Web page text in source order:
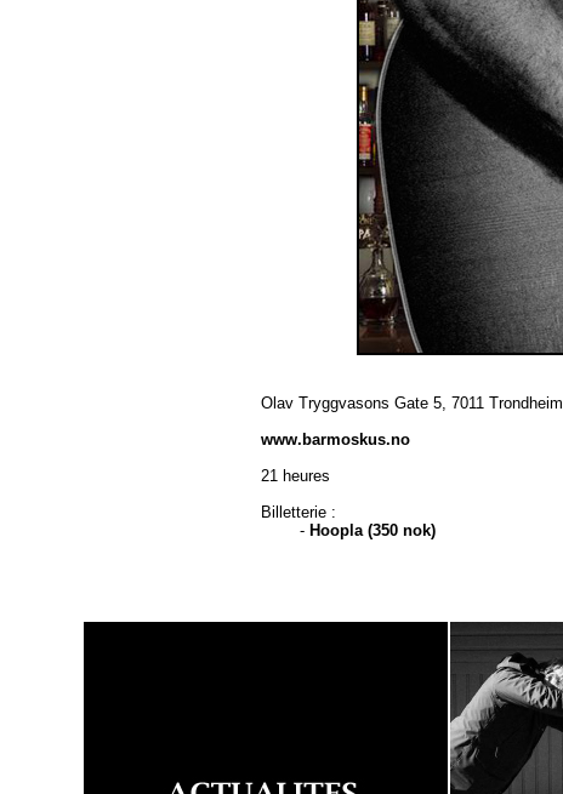
Olav Tryggvasons Gate 5, 7011 Trondheim
www.barmoskus.no
21 heures
Billetterie :
- Hoopla (350 nok)